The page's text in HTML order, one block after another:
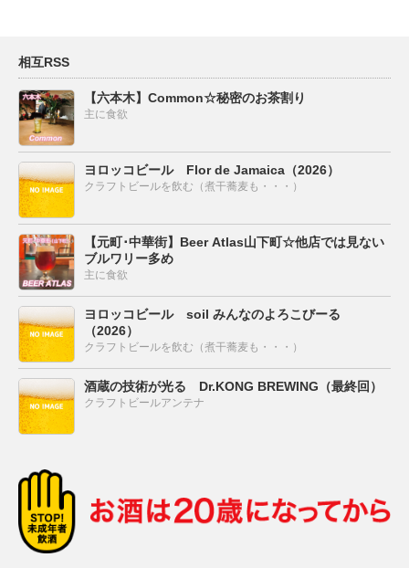
相互RSS
【六本木】Common☆秘密のお茶割り
主に食欲
ヨロッコビール Flor de Jamaica（2026）
クラフトビールを飲む（煮干蕎麦も・・・）
【元町･中華街】Beer Atlas山下町☆他店では見ない
ブルワリー多め
主に食欲
ヨロッコビール soil みんなのよろこびーる
（2026）
クラフトビールを飲む（煮干蕎麦も・・・）
酒蔵の技術が光る Dr.KONG BREWING（最終回）
クラフトビールアンテナ